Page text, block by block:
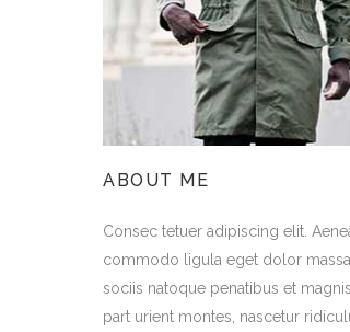
ABOUT ME
Consec tetuer adipiscing elit.
commodo ligula eget dolor
sociis natoque penatibus et
part urient montes, nascetur